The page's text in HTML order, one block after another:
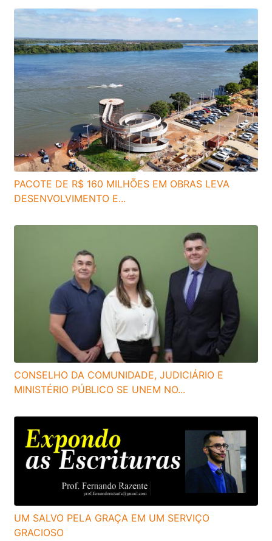
PACOTE DE R$ 160 MILHÕES EM OBRAS LEVA
DESENVOLVIMENTO E...
CONSELHO DA COMUNIDADE, JUDICIÁRIO E
MINISTÉRIO PÚBLICO SE UNEM NO...
UM SALVO PELA GRAÇA EM UM SERVIÇO
GRACIOSO